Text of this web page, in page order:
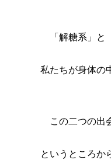
「解糖系」と
私たちが身体の
この二つの出
というところか